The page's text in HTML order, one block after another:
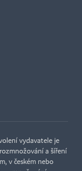
vydavatele je
a šíření
v českém nebo